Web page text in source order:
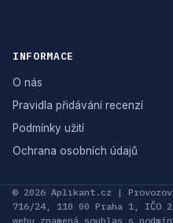
INFORMACE
O nás
Pravidla přidávání recenzí
Podmínky užití
Ochrana osobních údajů
© 2026 Aplikant.cz |
716/24, 110 00 Praha 1, IČO
webu znamená souhlas s